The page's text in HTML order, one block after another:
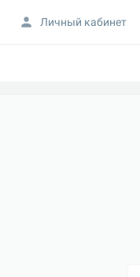
Личный кабинет